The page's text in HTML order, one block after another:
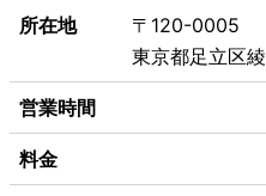
所在地
〒120-0005
東京都足立区
営業時間
料金